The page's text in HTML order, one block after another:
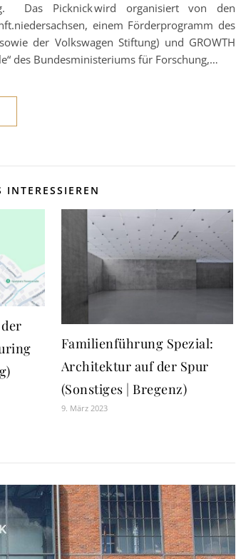
Das Picknick wird organisiert von den
einem Förderprogramm des
der Volkswagen Stiftung) und GROWTH
des Bundesministeriums für Forschung,…
Familienführung Spezial:
Architektur auf der Spur
(Sonstiges | Bregenz)
9. März 2023